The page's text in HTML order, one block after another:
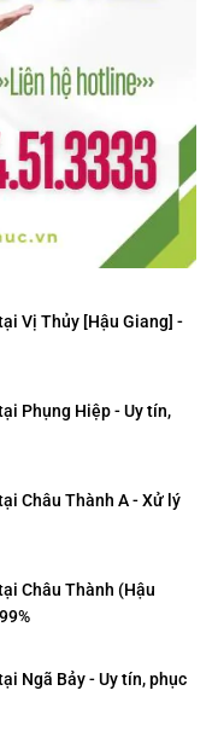
Vị Thủy [Hậu Giang] -
Phụng Hiệp - Uy tín,
Châu Thành A - Xử lý
Châu Thành (Hậu
Ngã Bảy - Uy tín, phục